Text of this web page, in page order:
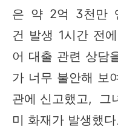
은 약 2억 3천만
건 발생 1시간 전
어 대출 관련 상담
가 너무 불안해 보
관에 신고했고, 그
미 화재가 발생했